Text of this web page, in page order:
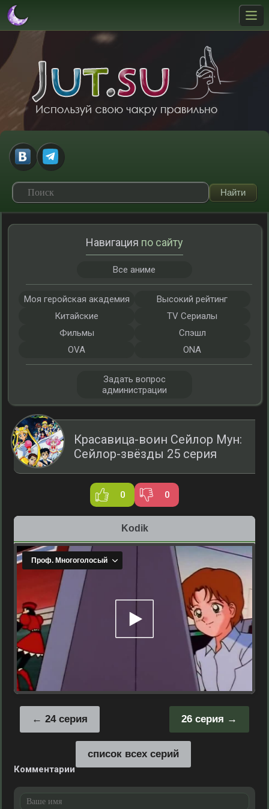
Красавица-воин Сейлор Мун:
Сейлор-звёзды 25 серия
0 0
Kodik
26 серия
24 серия
список всех серий
Комментарии
Навигация по сайту
Все аниме
Моя геройская академия
Высокий рейтинг
Китайские
TV Сериалы
Фильмы
Спэшл
OVA
ONA
Задать вопрос
администрации